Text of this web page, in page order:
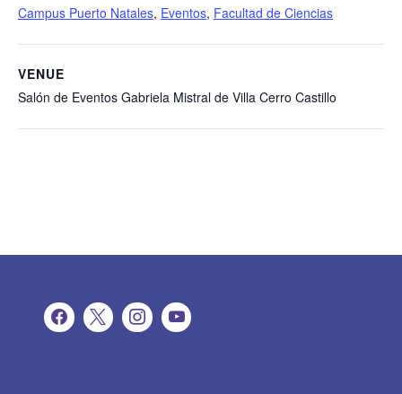
Campus Puerto Natales, Eventos, Facultad de Ciencias
VENUE
Salón de Eventos Gabriela Mistral de Villa Cerro Castillo